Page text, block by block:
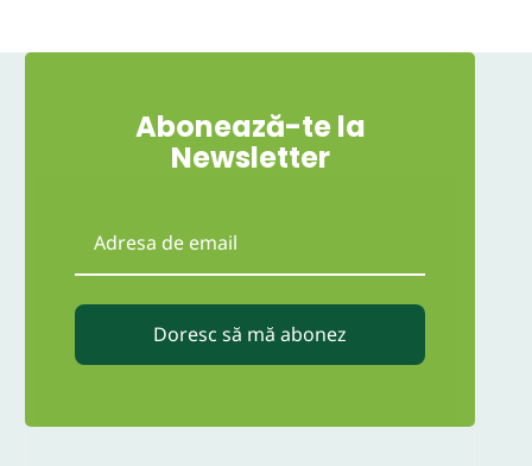
Abonează-te la
Newsletter
Doresc să mă abonez